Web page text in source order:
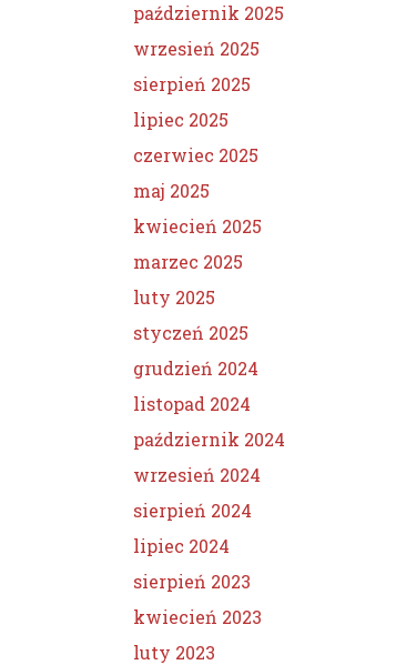
październik 2025
wrzesień 2025
sierpień 2025
lipiec 2025
czerwiec 2025
maj 2025
kwiecień 2025
marzec 2025
luty 2025
styczeń 2025
grudzień 2024
listopad 2024
październik 2024
wrzesień 2024
sierpień 2024
lipiec 2024
sierpień 2023
kwiecień 2023
luty 2023